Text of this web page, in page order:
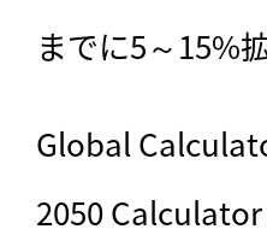
までに5～15%
Global
2050